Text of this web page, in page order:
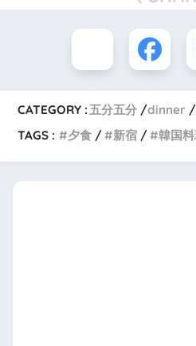
CATEGORY : 五分五分 dinner
TAGS :
夕食 新宿 韓国